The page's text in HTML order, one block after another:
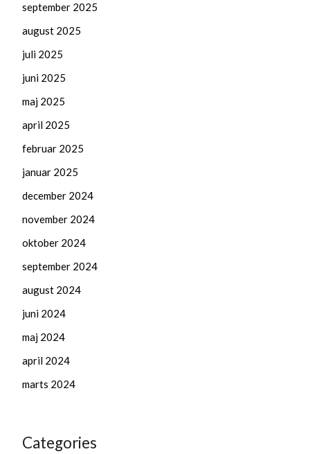
september 2025
august 2025
juli 2025
juni 2025
maj 2025
april 2025
februar 2025
januar 2025
december 2024
november 2024
oktober 2024
september 2024
august 2024
juni 2024
maj 2024
april 2024
marts 2024
Categories